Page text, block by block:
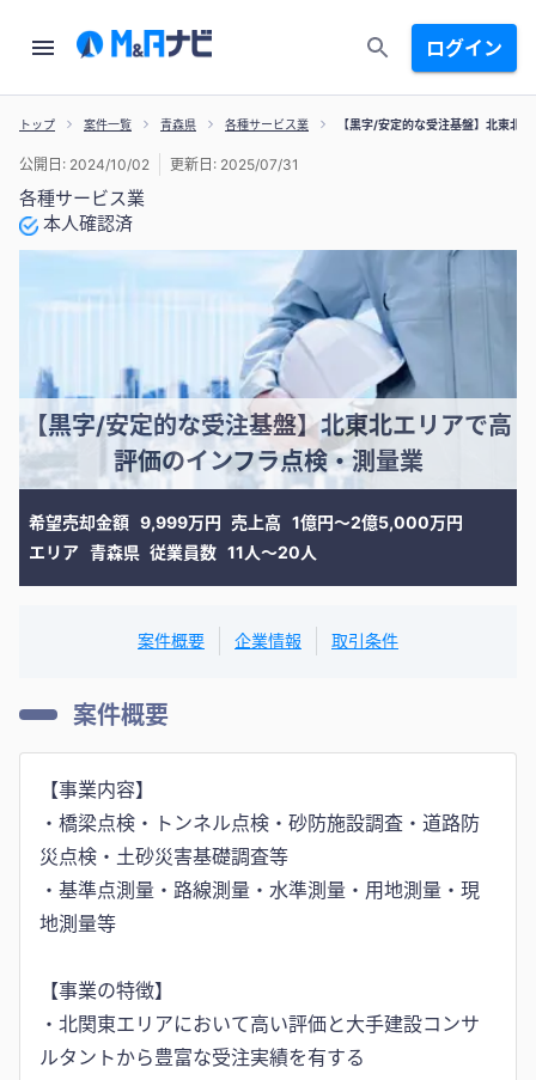
ログイン
トップ 案件一覧 青森県 各種サービス業 【黒字/安定的な受注基盤】北東北
各種サービス業
本人確認済
公開日: 2024/10/02 更新日: 2025/07/31
【黒字/安定的な受注基盤】北東北エリアで高
評価のインフラ点検・測量業
希望売却金額 9,999万円 売上高 1億円〜2億5,000万円
エリア 青森県 従業員数 11人〜20人
案件概要 企業情報 取引条件
案件概要
【事業内容】
・橋梁点検・トンネル点検・砂防施設調査・道路防
災点検・土砂災害基礎調査等
・基準点測量・路線測量・水準測量・用地測量・現
地測量等
【事業の特徴】
・北関東エリアにおいて高い評価と大手建設コンサ
ルタントから豊富な受注実績を有する